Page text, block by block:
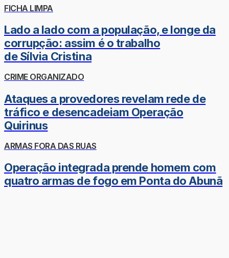
FICHA LIMPA
Lado a lado com a população, e longe da
corrupção: assim é o trabalho
de Sílvia Cristina
CRIME ORGANIZADO
Ataques a provedores revelam rede de
tráfico e desencadeiam Operação
Quirinus
ARMAS FORA DAS RUAS
Operação integrada prende homem com
quatro armas de fogo em Ponta do Abunã